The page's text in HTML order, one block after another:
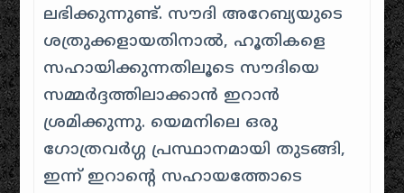
ലഭിക്കുന്നുണ്ട്. സൗദി അറേബ്യയുടെ
ശത്രുക്കളായതിനാൽ, ഹൂതികളെ
സഹായിക്കുന്നതിലൂടെ സൗദിയെ
സമ്മർദ്ദത്തിലാക്കാൻ ഇറാൻ
ശ്രമിക്കുന്നു. യെമനിലെ ഒരു
ഗോത്രവർഗ്ഗ പ്രസ്ഥാനമായി തുടങ്ങി,
ഇന്ന് ഇറാന്റെ സഹായത്തോടെ